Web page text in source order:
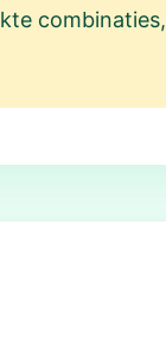
combinaties,